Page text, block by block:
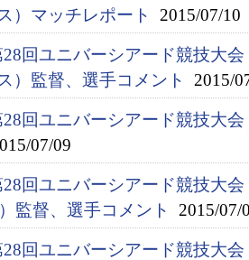
）マッチレポート
2015/07/10
28回ユニバーシアード競技大
）監督、選手コメント
2015/
28回ユニバーシアード競技大
07/09
28回ユニバーシアード競技大
監督、選手コメント
2015/07/
28回ユニバーシアード競技大